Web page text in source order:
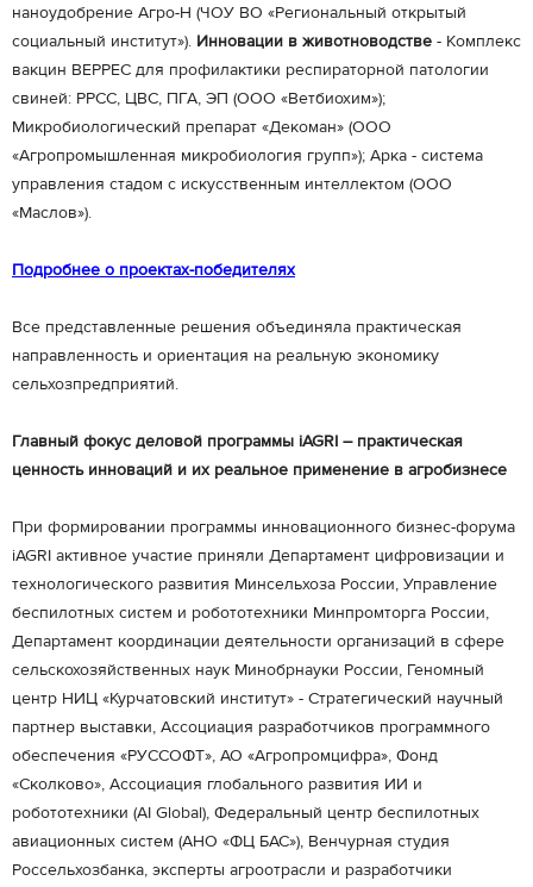
наноудобрение Агро-Н (ЧОУ ВО «Региональный открытый
социальный институт»). Инновации в животноводстве - Комплекс
вакцин ВЕРРЕС для профилактики респираторной патологии
свиней: РРСС, ЦВС, ПГА, ЭП (ООО «Ветбиохим»);
Микробиологический препарат «Декоман» (ООО
«Агропромышленная микробиология групп»); Арка - система
управления стадом с искусственным интеллектом (ООО
«Маслов»).
Подробнее о проектах-победителях
Все представленные решения объединяла практическая
направленность и ориентация на реальную экономику
сельхозпредприятий.
Главный фокус деловой программы iAGRI – практическая
ценность инноваций и их реальное применение в агробизнесе
При формировании программы инновационного бизнес-форума
iAGRI активное участие приняли Департамент цифровизации и
технологического развития Минсельхоза России, Управление
беспилотных систем и робототехники Минпромторга России,
Департамент координации деятельности организаций в сфере
сельскохозяйственных наук Минобрнауки России, Геномный
центр НИЦ «Курчатовский институт» - Стратегический научный
партнер выставки, Ассоциация разработчиков программного
обеспечения «РУССОФТ», АО «Агропромцифра», Фонд
«Сколково», Ассоциация глобального развития ИИ и
робототехники (AI Global), Федеральный центр беспилотных
авиационных систем (АНО «ФЦ БАС»), Венчурная студия
Россельхозбанка, эксперты агроотрасли и разработчики